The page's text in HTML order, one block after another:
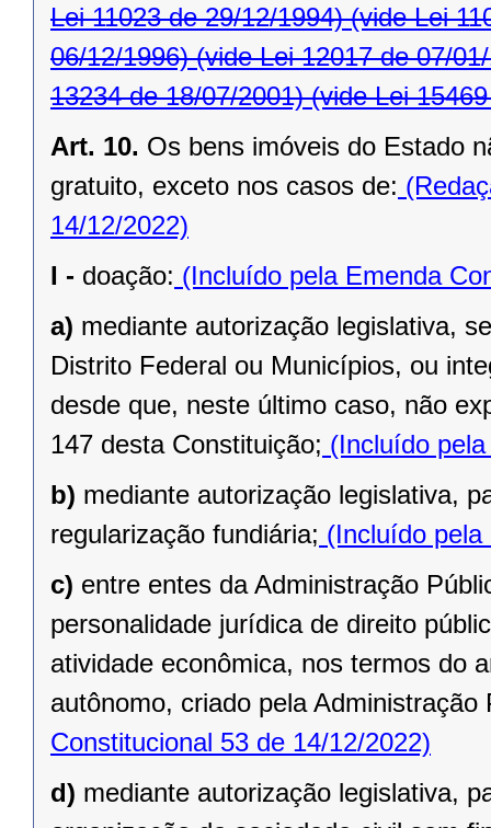
Lei 11023 de 29/12/1994)(vide Lei
06/12/1996)(vide Lei 12017 de 07/
13234 de 18/07/2001)(vide Lei
Art. 10. Os bens imóveis do Estado
gratuito, exceto nos casos de:
14/12/2022)
I - doação: (Incluído pela Emenda
a) mediante autorização legislativa,
Distrito Federal ou Municípios, ou
desde que, neste último caso, não
147 desta Constituição; (Incluído
b) mediante autorização legislativa,
regularização fundiária; (Incluído pela
c) entre entes da Administração
personalidade jurídica de direito
atividade econômica, nos termos do
autônomo, criado pela Administração
Constitucional 53 de 14/12/2022)
d) mediante autorização legislativa,